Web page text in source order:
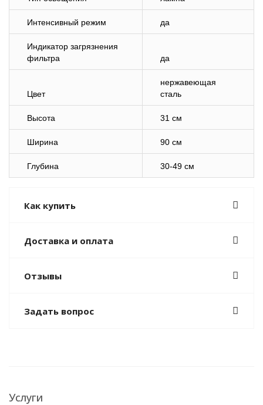
Интенсивный режим да
Индикатор загрязнения
фильтра
да
Цвет
нержавеющая
сталь
Высота 31 см
Ширина 90 см
Глубина 30-49 см
Как купить
Доставка и оплата
Отзывы
Задать вопрос
Услуги